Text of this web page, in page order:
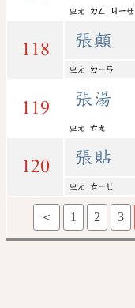
ㄓㄤ ㄉㄥ ㄐㄧㄝ
ˊ
118 張顛
ㄓㄤ ㄉㄧㄢ
119 張湯
ㄓㄤ ㄊㄤ
120 張貼
ㄓㄤ ㄊㄧㄝ
＜ 1 2 3